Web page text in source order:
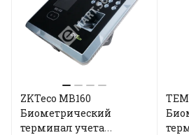
ZKTeco MB160
Биометрический
терминал учета